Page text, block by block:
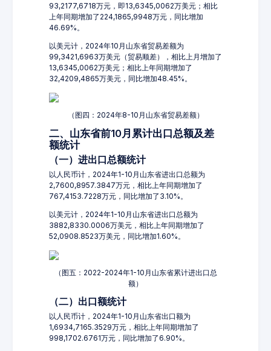
93,2177,6718万元，即13,6345,0062万美元；相比
上年同期增加了224,1865,9948万元，同比增加
46.69%。
以美元计，2024年10月山东省贸易差额为
99,3421,6963万美元（贸易顺差），相比上月增加了
13,6345,0062万美元；相比上年同期增加了
32,4209,4865万美元，同比增加48.45%。
（图四：2024年8-10月山东省贸易差额）
二、山东省前10月累计出口总额及差
额统计
（一）进出口总额统计
以人民币计，2024年1-10月山东省进出口总额为
2,7600,8957.3847万元，相比上年同期增加了
767,4153.7228万元，同比增加了3.10%。
以美元计，2024年1-10月山东省进出口总额为
3882,8330.0006万美元，相比上年同期增加了
52,0908.8523万美元，同比增加1.60%。
（图五：2022-2024年1-10月山东省累计进出口总
额）
（二）出口额统计
以人民币计，2024年1-10月山东省出口额为
1,6934,7165.3529万元，相比上年同期增加了
998,1702.6761万元，同比增加了6.90%。